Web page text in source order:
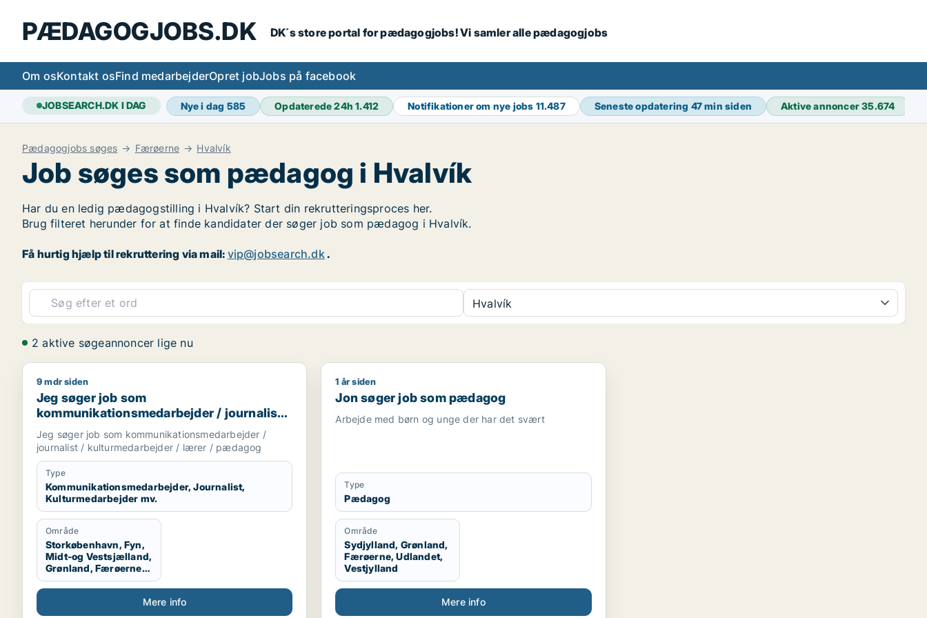
PÆDAGOGJOBS.DK DK´s store portal for pædagogjobs! Vi samler alle pædagogjobs
Om osKontakt osFind medarbejderOpret jobJobs på facebook
JOBSEARCH.DK I DAG Nye i dag 585 Opdaterede 24h1.412 Notifikationer om nye jobs 11.487 Seneste opdatering 47 min siden Aktive annoncer35.674
Pædagogjobs søges Færøerne Hvalvík
Job søges som pædagog i Hvalvík
Har du en ledig pædagogstilling i Hvalvík? Start din rekrutteringsproces her.
Brug filteret herunder for at finde kandidater der søger job som pædagog i Hvalvík.
Få hurtig hjælp til rekruttering via mail: vip@jobsearch.dk.
Hvalvík
2 aktive søgeannoncer lige nu
Jeg søger job som kommunikationsmedarbejder / journalist / kulturmedarbejder / lærer / pædagog
9 mdr siden
Jeg søger job som
kommunikationsmedarbejder / journalist /
kulturmedarbejder / lærer / pædagog
Jeg søger job som kommunikationsmedarbejder /
journalist / kulturmedarbejder / lærer / pædagog
Type
Kommunikationsmedarbejder, Journalist,
Kulturmedarbejder mv.
Område
Storkøbenhavn, Fyn,
Midt-og Vestsjælland,
Grønland, Færøerne,
Udlandet
Mere info
Jon søger job som pædagog
1 år siden
Jon søger job som pædagog
Arbejde med børn og unge der har det svært
Type
Pædagog
Område
Sydjylland, Grønland,
Færøerne, Udlandet,
Vestjylland
Mere info